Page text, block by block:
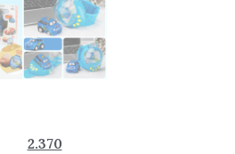
2.370